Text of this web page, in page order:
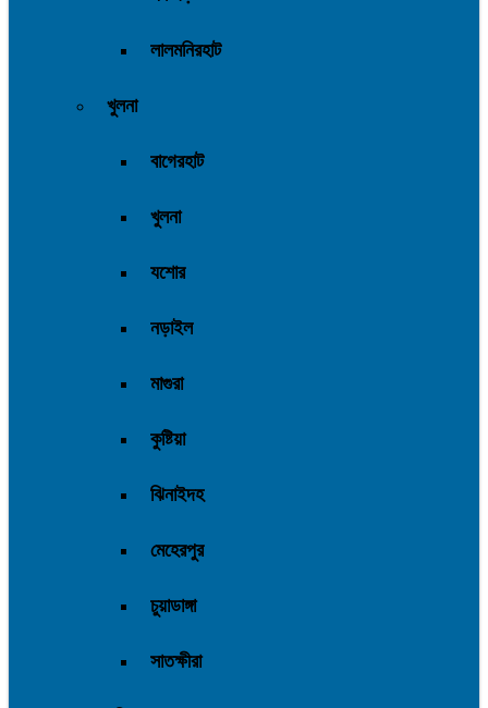
লালমনিরহাট
খুলনা
বাগেরহাট
খুলনা
যশোর
নড়াইল
মাগুরা
কুষ্টিয়া
ঝিনাইদহ
মেহেরপুর
চুয়াডাঙ্গা
সাতক্ষীরা